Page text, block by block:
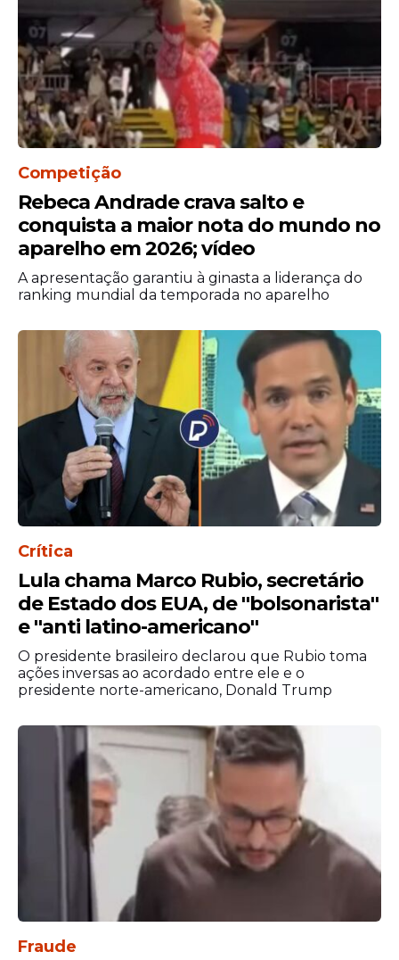
Educação
Segundo a ministra, os fluxos de servidores
não incluem o setor de educação, que
seguem uma legislação anterior, com
maior flexibilidade para recomposição da
capacidade de oferta nos ensinos das
Universidades e Institutos Federais.
Apesar de não ter tido tanto impacto com
a perda de professores e equipe técnica, o
setor teria ficado estagnado em relação
aos quadros da carreira.
“Na área de
educação, desde 2016 não se autorizava o
mas não aumentava”, explica a ministra.
A nova lei revê essa capacidade, com a
criação de 13.187
cargos
de professores e
11.576 cargos de técnicos administrativos
em educação que deverão ser ocupados
gradualmente, conforme a oferta de novos
Competição
Rebeca Andrade crava salto e
conquista a maior nota do mundo no
aparelho em 2026; vídeo
A apresentação garantiu à ginasta a liderança do
ranking mundial da temporada no aparelho
Crítica
Lula chama Marco Rubio, secretário
de Estado dos EUA, de ''bolsonarista''
e ''anti latino-americano''
O presidente brasileiro declarou que Rubio toma
ações inversas ao acordado entre ele e o
presidente norte-americano, Donald Trump
Fraude